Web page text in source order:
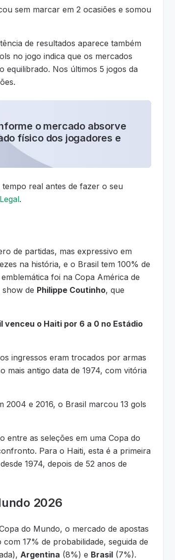
sem marcar em 2 ocasiões e somou
de resultados aparece também
no jogo indica que os mercados
Nos últimos 5 jogos da
o mercado absorve
físico dos jogadores e
real antes de fazer o seu
.
de partidas, mas expressivo em
na história, e o Brasil tem 100% de
foi na Copa América de
show de Philippe Coutinho, que
venceu o Haiti por 6 a 0 no Estádio
ingressos eram trocados por armas
mais antigo data de 1974, com vitória
2004 e 2016, o Brasil marcou 13 gols
entre as seleções em uma Copa do
Para o Haiti, esta é a primeira
1974, depois de 52 anos de
2026
do Mundo, o mercado de apostas
17% de probabilidade, seguida de
Argentina (8%) e Brasil (7%).